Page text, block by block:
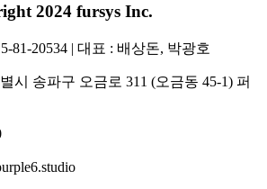
2024 fursys Inc.
81-20534 | 대표 : 배상돈, 박광호
시 송파구 오금로 311 (오금동 45-1) 퍼